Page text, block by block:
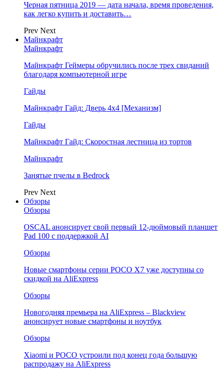
Черная пятница 2019 — дата начала, время проведения,
как легко купить и доставить…
Prev Next
Майнкрафт
Майнкрафт
Майнкрафт Геймеры обручились после трех свиданий
благодаря компьютерной игре
Гайды
Майнкрафт Гайд: Дверь 4х4 [Механизм]
Гайды
Майнкрафт Гайд: Скоростная лестница из тортов
Майнкрафт
Занятые пчелы в Bedrock
Prev Next
Обзоры
Обзоры
OSCAL анонсирует свой первый 12-дюймовый планшет
Pad 100 с поддержкой AI
Обзоры
Новые смартфоны серии POCO X7 уже доступны со
скидкой на AliExpress
Обзоры
Новогодняя премьера на AliExpress – Blackview
анонсирует новые смартфоны и ноутбук
Обзоры
Xiaomi и POCO устроили под конец года большую
распродажу на AliExpress